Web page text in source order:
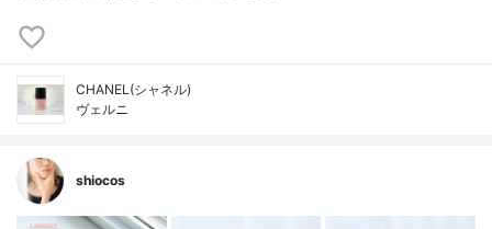
CHANEL(シャネル)
ヴェルニ
shiocos